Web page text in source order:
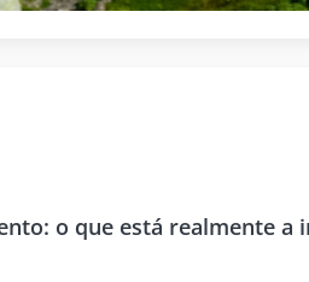
o que está realmente